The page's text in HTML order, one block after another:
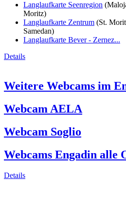
Langlaufkarte Seenregion
Moritz)
Langlaufkarte Zentrum (St.
Samedan)
Langlaufkarte Bever - Zernez...
Details
Weitere Webcams im
Webcam AELA
Webcam Soglio
Webcams Engadin alle
Details